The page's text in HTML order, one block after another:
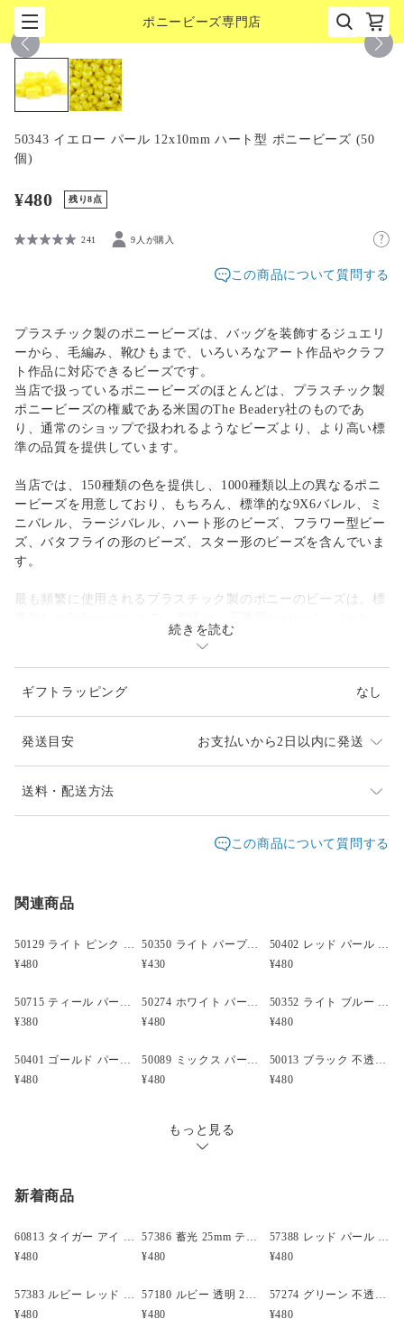
ポニービーズ専門店 1/2
50343 イエロー パール 12x10mm ハート型 ポニービーズ (50
個)
¥480 残り8点
241 9人が購入
この商品について質問する
プラスチック製のポニービーズは、バッグを装飾するジュエリ
ーから、毛編み、靴ひもまで、いろいろなアート作品やクラフ
ト作品に対応できるビーズです。
当店で扱っているポニービーズのほとんどは、プラスチック製
ポニービーズの権威である米国のThe Beadery社のものであ
り、通常のショップで扱われるようなビーズより、より高い標
準の品質を提供しています。
当店では、150種類の色を提供し、1000種類以上の異なるポニ
ービーズを用意しており、もちろん、標準的な9X6バレル、ミ
ニバレル、ラージバレル、ハート形のビーズ、フラワー型ビー
ズ、バタフライの形のビーズ、スター形のビーズを含んでいま
す。
最も頻繁に使用されるプラスチック製のポニーのビーズは、標
閃光(sparkle)、ネオンブライト、透明、マット(matte)など、 9
特徴は、なんといっても「でか穴」。ほとんどのプラスチック
製のポニービーズは、４mmの穴を持っており、コード、ひ
も、ワイヤーと一緒に使うことができます。また、テディベ
ア、飛行機、トレイン、イルカ、ネコ、イヌやゾウなど、 40
以上のエキサイティングで楽しい形状も選択することができま
す。
・型番: ID50343
・大きさ: 12x10mm
・穴の大きさ: 4mm
・仕上がり: パール
・カラー: イエロー (274)
・製造元: The Beadery
・ビーズの個数: 約 50
続きを読む
ギフトラッピング なし
発送目安 お支払いから2日以内に発送
発送は、通常2-3日以内（土日を除く）となります。
送料・配送方法
クリックポスト
この商品について質問する
関連商品
50129 ライト ピンク パール 12x10mm ハート型 ポニービーズ (50個)
¥480
50350 ライト パープル パール 12x10mm ハート型 ポニービーズ (45個)
¥430
50402 レッド パール 12x10mm ハート型 ポニービーズ (50個)
¥480
50715 ティール パール 12x10mm ハート型 ポニービーズ (40個)
¥380
50274 ホワイト パール 12x10mm ハート型 ポニービーズ (50個)
¥480
50352 ライト ブルー パール 12x10mm ハート型 ポニービーズ (50個)
¥480
50401 ゴールド パール 12x10mm ハート型 ポニービーズ (50個)
¥480
50089 ミックス パール 12x10mm ハート型 ポニービーズ (50個)
¥480
50013 ブラック 不透明(Opaque) 12x10mm ハート型 ポニービーズ (50個)
¥480
もっと見る
新着商品
60813 タイガー アイ アンティーク 13mm スカル ポニービーズ(25個)
¥480
57386 蓄光 25mm テディベア ポニービーズ (10個)
¥480
57388 レッド パール 25mm テディベア ポニービーズ (10個)
¥480
57383 ルビー レッド 閃光(Sparkle) 25mm テディベア ポニービーズ (10個)
¥480
57180 ルビー 透明 25mm テディベア ポニービーズ (10個)
¥480
57274 グリーン 不透明(Opaque) 25mm 飛行機 ポニービーズ (10個)
¥480